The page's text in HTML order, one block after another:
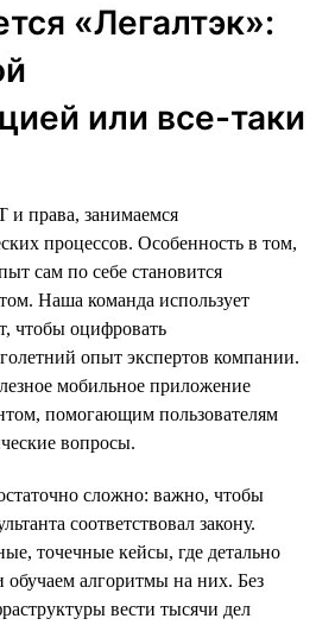
«Легалтэк»:
или все-таки
права, занимаемся
процессов. Особенность в том,
сам по себе становится
Наша команда использует
чтобы оцифровать
опыт экспертов компании.
мобильное приложение
помогающим пользователям
вопросы.
сложно: важно, чтобы
соответствовал закону.
точечные кейсы, где детально
обучаем алгоритмы на них. Без
вести тысячи дел